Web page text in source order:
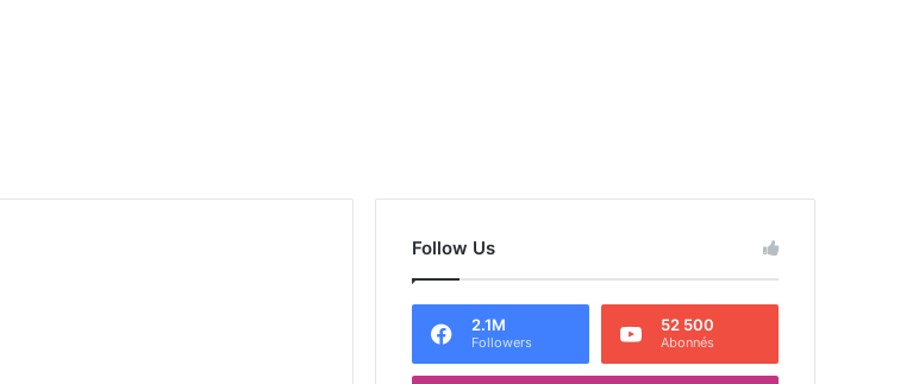
Follow Us
2.1M
Followers
52 500
Abonnés